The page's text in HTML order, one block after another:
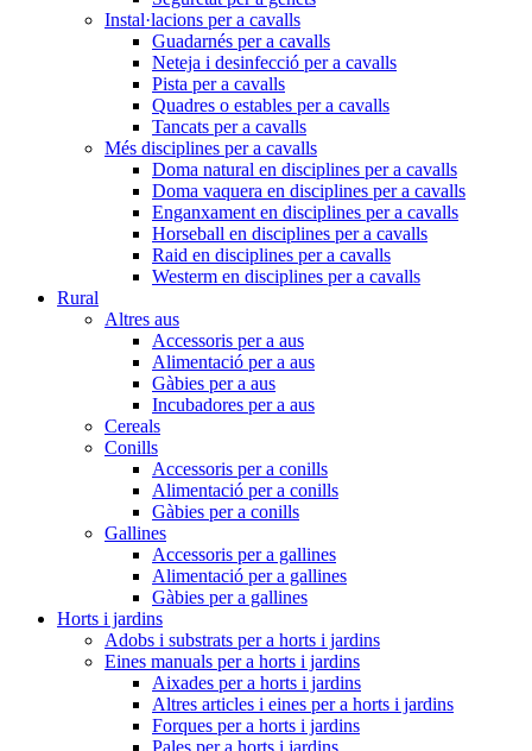
Instal·lacions per a cavalls
Guadarnés per a cavalls
Neteja i desinfecció per a cavalls
Pista per a cavalls
Quadres o estables per a cavalls
Tancats per a cavalls
Més disciplines per a cavalls
Doma natural en disciplines per a cavalls
Doma vaquera en disciplines per a cavalls
Enganxament en disciplines per a cavalls
Horseball en disciplines per a cavalls
Raid en disciplines per a cavalls
Westerm en disciplines per a cavalls
Rural
Altres aus
Accessoris per a aus
Alimentació per a aus
Gàbies per a aus
Incubadores per a aus
Cereals
Conills
Accessoris per a conills
Alimentació per a conills
Gàbies per a conills
Gallines
Accessoris per a gallines
Alimentació per a gallines
Gàbies per a gallines
Horts i jardins
Adobs i substrats per a horts i jardins
Eines manuals per a horts i jardins
Aixades per a horts i jardins
Altres articles i eines per a horts i jardins
Forques per a horts i jardins
Pales per a horts i jardins